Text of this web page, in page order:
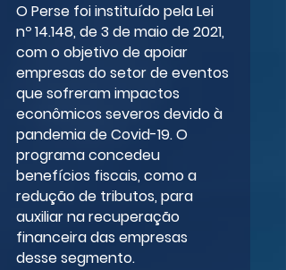
O Perse foi instituído pela Lei
nº 14.148, de 3 de maio de 2021,
com o objetivo de apoiar
empresas do setor de eventos
que sofreram impactos
econômicos severos devido à
pandemia de Covid-19. O
programa concedeu
benefícios fiscais, como a
redução de tributos, para
auxiliar na recuperação
financeira das empresas
desse segmento.